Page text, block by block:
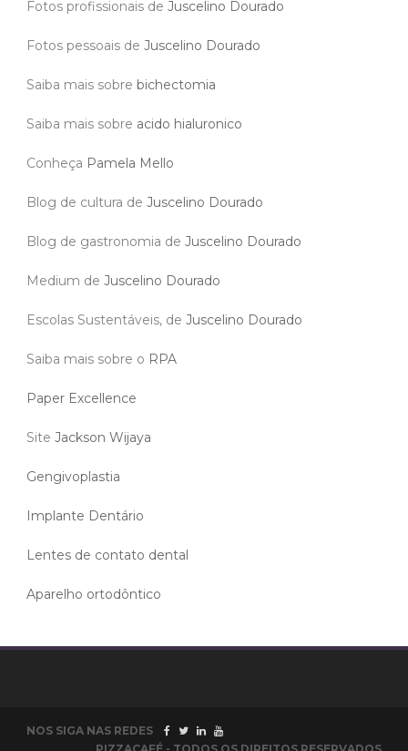
Fotos profissionais de Juscelino Dourado
Fotos pessoais de Juscelino Dourado
Saiba mais sobre bichectomia
Saiba mais sobre acido hialuronico
Conheça Pamela Mello
Blog de cultura de Juscelino Dourado
Blog de gastronomia de Juscelino Dourado
Medium de Juscelino Dourado
Escolas Sustentáveis, de Juscelino Dourado
Saiba mais sobre o RPA
Paper Excellence
Site Jackson Wijaya
Gengivoplastia
Implante Dentário
Lentes de contato dental
Aparelho ortodôntico
NOS SIGA NAS REDES